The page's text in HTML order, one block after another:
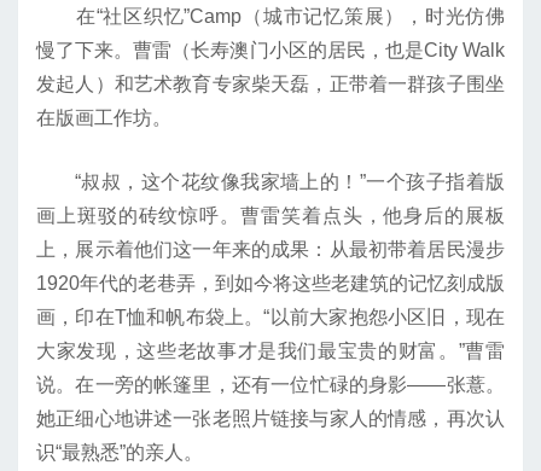
在“社区织忆”Camp（城市记忆策展），时光仿佛
慢了下来。曹雷（长寿澳门小区的居民，也是City Walk
发起人）和艺术教育专家柴天磊，正带着一群孩子围坐
在版画工作坊。
“叔叔，这个花纹像我家墙上的！”一个孩子指着版
画上斑驳的砖纹惊呼。曹雷笑着点头，他身后的展板
上，展示着他们这一年来的成果：从最初带着居民漫步
1920年代的老巷弄，到如今将这些老建筑的记忆刻成版
画，印在T恤和帆布袋上。“以前大家抱怨小区旧，现在
大家发现，这些老故事才是我们最宝贵的财富。”曹雷
说。在一旁的帐篷里，还有一位忙碌的身影——张薏。
她正细心地讲述一张老照片链接与家人的情感，再次认
识“最熟悉”的亲人。